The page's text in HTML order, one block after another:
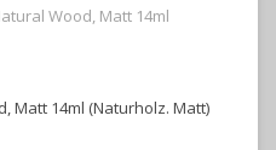
Wood, Matt 14ml
Matt 14ml (Naturholz. Matt)